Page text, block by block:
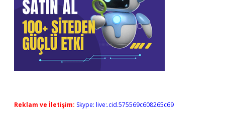
Reklam ve İletişim: Skype: live:.cid.575569c608265c69